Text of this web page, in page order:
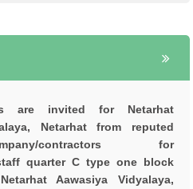
are invited for Netarhat
Netarhat from reputed
contractors for
quarter C type one block
Aawasiya Vidyalaya,